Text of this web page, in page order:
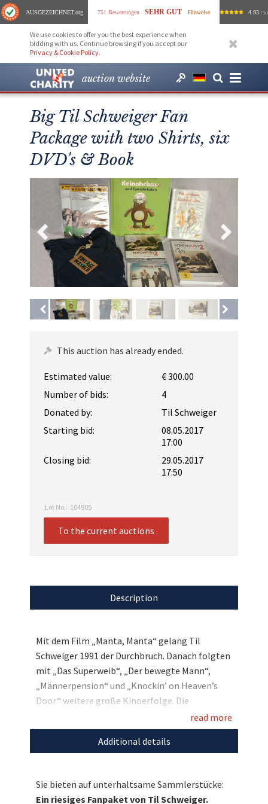
AUSGEZEICHNET.org 751 Bewertungen SEHR GUT Hinweise 4.93 /
We use cookies to offer you the best experience when
bidding with us. Continue browsing if you accept our
Privacy & Cookie Policy.
auction website
Big Til Schweiger Fan
Package with two Shirts, six
DVD's & Book
This auction has already ended.
Estimated value:
€ 300.00
Number of bids:
4
Donated by:
Til Schweiger
Starting bid:
08.05.2017
17:00
Closing bid:
29.05.2017
17:50
Lot No.: 104905
To the current auctions
Description
Mit dem Film „Manta, Manta“ gelang Til
Schweiger 1991 der Durchbruch. Danach folgten
mit „Das Superweib“, „Der bewegte Mann“,
„Männerpension“ und „Knockin’ on Heaven’s
Door“ weitere große Kinoerfolge. Die
Liebeskomödie „Keinohrhasen“ lockte in
Deutschland mehr als sechs Millionen Besucher
in die Kinos und ist damit einer der
sowohl vor als auch hinter der Kamera vollen
read more
Additional details
Sie bieten auf unterhaltsame Sammlerstücke:
Ein riesiges Fanpaket von Til Schweiger.